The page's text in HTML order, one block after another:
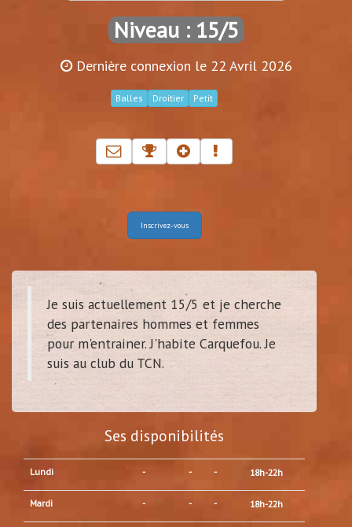
Niveau : 15/5
Dernière connexion le 22 Avril 2026
Balles Droitier Petit
Inscrivez-vous
Je suis actuellement 15/5 et je cherche
des partenaires hommes et femmes
pour m'entrainer. J'habite Carquefou. Je
suis au club du TCN.
Ses disponibilités
Lundi - - - 18h-22h
Mardi - - - 18h-22h